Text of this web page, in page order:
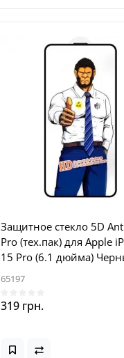
Защитное стекло 5D
Pro (тех.пак) для Apple
15 Pro (6.1 дюйма)
65197
319 грн.